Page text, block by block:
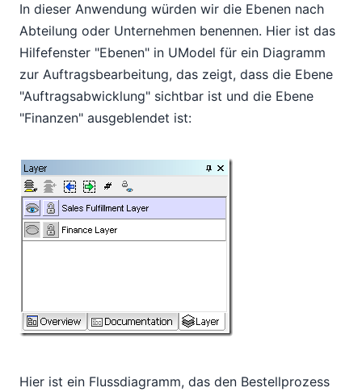
In dieser Anwendung würden wir die Ebenen nach
Abteilung oder Unternehmen benennen. Hier ist das
Hilfefenster "Ebenen" in UModel für ein Diagramm
zur Auftragsbearbeitung, das zeigt, dass die Ebene
"Auftragsabwicklung" sichtbar ist und die Ebene
"Finanzen" ausgeblendet ist:
Hier ist ein Flussdiagramm, das den Bestellprozess